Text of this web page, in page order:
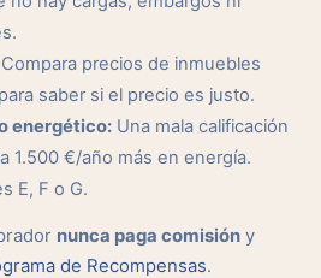
Compara precios de inmuebles
saber si el precio es justo.
energético: Una mala calificación
1.500 €/año más en energía.
E, F o G.
nunca paga comisión y
de Recompensas.